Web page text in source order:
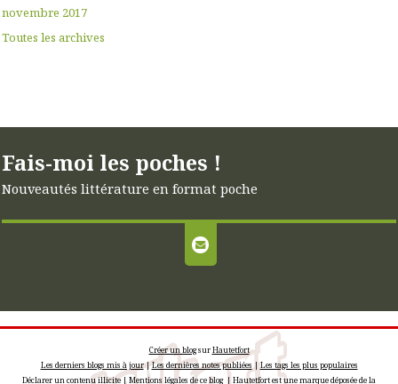
novembre 2017
Toutes les archives
Fais-moi les poches !
Nouveautés littérature en format poche
Créer un blogsurHautetfort
Les derniers blogs mis à jour|Les dernières notes publiées |Les tags les plus populaires
Déclarer un contenu illicite|Mentions légales de ce blog| Hautetfortest une marque déposée de la